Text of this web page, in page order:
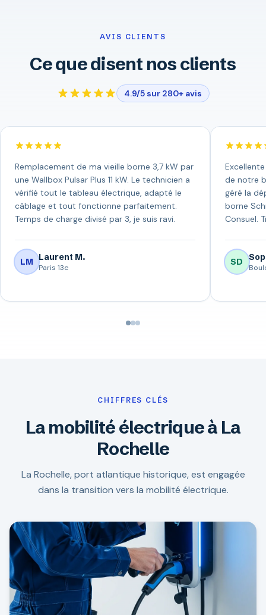
AVIS CLIENTS
Ce que disent nos clients
4.9/5 sur 280+ avis
Remplacement de ma vieille borne 3,7 kW par
une Wallbox Pulsar Plus 11 kW. Le technicien a
vérifié tout le tableau électrique, adapté le
câblage et tout fonctionne parfaitement.
Temps de charge divisé par 3, je suis ravi.
LM Laurent M.
Paris 13e
de notre
géré la
borne
Consuel.
SD
CHIFFRES CLÉS
La mobilité électrique à La
Rochelle
La Rochelle, port atlantique historique, est engagée
dans la transition vers la mobilité électrique.